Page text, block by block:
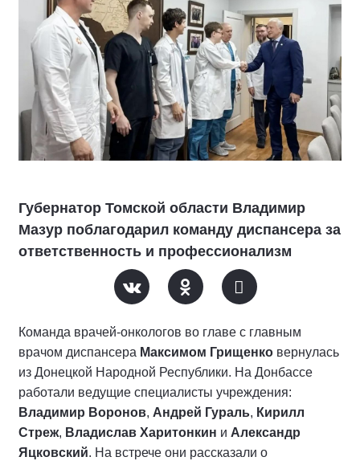
Губернатор Томской области Владимир
Мазур поблагодарил команду диспансера за
ответственность и профессионализм
Команда врачей-онкологов во главе с главным
врачом диспансера Максимом Грищенко вернулась
из Донецкой Народной Республики. На Донбассе
работали ведущие специалисты учреждения:
Владимир Воронов, Андрей Гураль, Кирилл
Стреж, Владислав Харитонкин и Александр
Яцковский. На встрече они рассказали о